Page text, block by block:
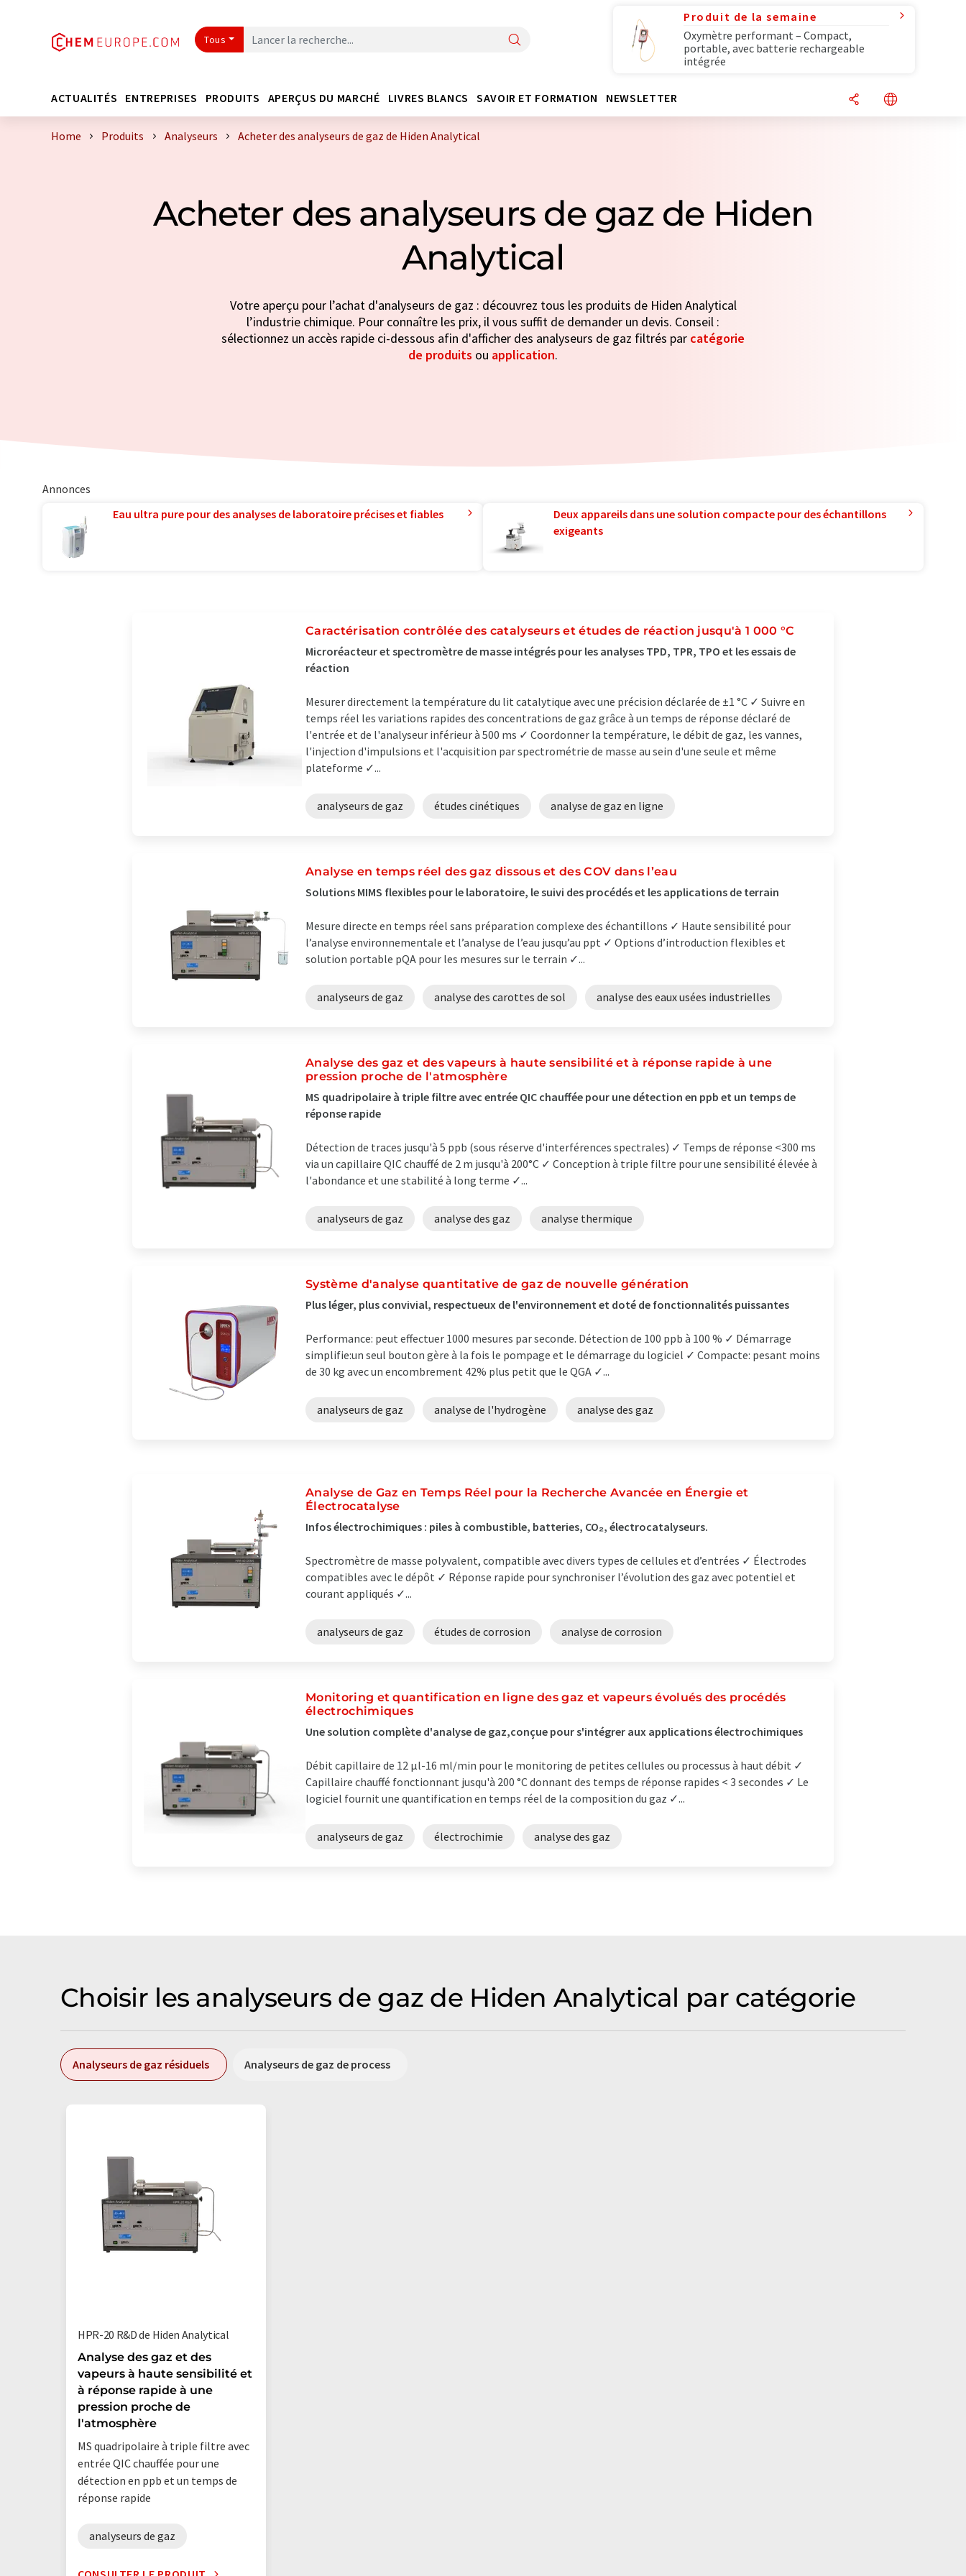
Tous
Produit de la semaine
Oxymètre performant – Compact,
portable, avec batterie rechargeable
intégrée
ACTUALITÉS ENTREPRISES PRODUITS APERÇUS DU MARCHÉ LIVRES BLANCS SAVOIR ET FORMATION NEWSLETTER
Home Produits Analyseurs Acheter des analyseurs de gaz de Hiden Analytical
Acheter des analyseurs de gaz de Hiden
Analytical
Votre aperçu pour l’achat d'analyseurs de gaz : découvrez tous les produits de Hiden Analytical
l’industrie chimique. Pour connaître les prix, il vous suffit de demander un devis. Conseil :
sélectionnez un accès rapide ci-dessous afin d'afficher des analyseurs de gaz filtrés par catégorie
de produits ou application.
Annonces
Eau ultra pure pour des analyses de laboratoire précises et fiables
Deux appareils dans une solution compacte pour des échantillons
exigeants
Caractérisation contrôlée des catalyseurs et études de réaction jusqu'à 1 000 °C
Microréacteur et spectromètre de masse intégrés pour les analyses TPD, TPR, TPO et les essais de
réaction
Mesurer directement la température du lit catalytique avec une précision déclarée de ±1 °C ✓ Suivre en
temps réel les variations rapides des concentrations de gaz grâce à un temps de réponse déclaré de
l'entrée et de l'analyseur inférieur à 500 ms ✓ Coordonner la température, le débit de gaz, les vannes,
l'injection d'impulsions et l'acquisition par spectrométrie de masse au sein d'une seule et même
plateforme ✓...
analyseurs de gaz études cinétiques analyse de gaz en ligne
Analyse en temps réel des gaz dissous et des COV dans l’eau
Solutions MIMS flexibles pour le laboratoire, le suivi des procédés et les applications de terrain
Mesure directe en temps réel sans préparation complexe des échantillons ✓ Haute sensibilité pour
l’analyse environnementale et l’analyse de l’eau jusqu’au ppt ✓ Options d’introduction flexibles et
solution portable pQA pour les mesures sur le terrain ✓...
analyseurs de gaz analyse des carottes de sol analyse des eaux usées industrielles
Analyse des gaz et des vapeurs à haute sensibilité et à réponse rapide à une
pression proche de l'atmosphère
MS quadripolaire à triple filtre avec entrée QIC chauffée pour une détection en ppb et un temps de
réponse rapide
Détection de traces jusqu'à 5 ppb (sous réserve d'interférences spectrales) ✓ Temps de réponse <300 ms
via un capillaire QIC chauffé de 2 m jusqu'à 200°C ✓ Conception à triple filtre pour une sensibilité élevée à
l'abondance et une stabilité à long terme ✓...
analyseurs de gaz analyse des gaz analyse thermique
Système d'analyse quantitative de gaz de nouvelle génération
Plus léger, plus convivial, respectueux de l'environnement et doté de fonctionnalités puissantes
Performance: peut effectuer 1000 mesures par seconde. Détection de 100 ppb à 100 % ✓ Démarrage
simplifie:un seul bouton gère à la fois le pompage et le démarrage du logiciel ✓ Compacte: pesant moins
de 30 kg avec un encombrement 42% plus petit que le QGA ✓...
analyseurs de gaz analyse de l'hydrogène analyse des gaz
Analyse de Gaz en Temps Réel pour la Recherche Avancée en Énergie et
Électrocatalyse
Infos électrochimiques : piles à combustible, batteries, CO₂, électrocatalyseurs.
Spectromètre de masse polyvalent, compatible avec divers types de cellules et d’entrées ✓ Électrodes
compatibles avec le dépôt ✓ Réponse rapide pour synchroniser l’évolution des gaz avec potentiel et
courant appliqués ✓...
analyseurs de gaz études de corrosion analyse de corrosion
Monitoring et quantification en ligne des gaz et vapeurs évolués des procédés
électrochimiques
Une solution complète d'analyse de gaz,conçue pour s'intégrer aux applications électrochimiques
Débit capillaire de 12 µl-16 ml/min pour le monitoring de petites cellules ou processus à haut débit ✓
Capillaire chauffé fonctionnant jusqu'à 200 °C donnant des temps de réponse rapides < 3 secondes ✓ Le
logiciel fournit une quantification en temps réel de la composition du gaz ✓...
analyseurs de gaz électrochimie analyse des gaz
Choisir les analyseurs de gaz de Hiden Analytical par catégorie
Analyseurs de gaz résiduels Analyseurs de gaz de process
HPR-20 R&D de Hiden Analytical
Analyse des gaz et des
vapeurs à haute sensibilité et
à réponse rapide à une
pression proche de
l'atmosphère
MS quadripolaire à triple filtre avec
entrée QIC chauffée pour une
détection en ppb et un temps de
réponse rapide
analyseurs de gaz